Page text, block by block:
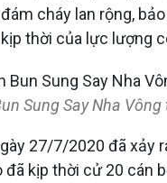
cháy lan rộng,
thời của lực lượng
Sung Say Nha
27/7/2020 đã xảy
đã kịp thời cử 20 cán